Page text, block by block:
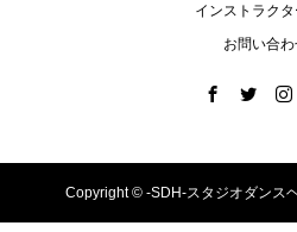
インストラク
お問い合
Copyright ©-SDH-スタジオダンス